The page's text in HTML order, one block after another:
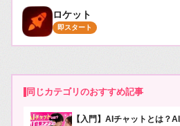
ロケット
即スタート
同じカテゴリのおすすめ記事
【入門】AIチャットとは？